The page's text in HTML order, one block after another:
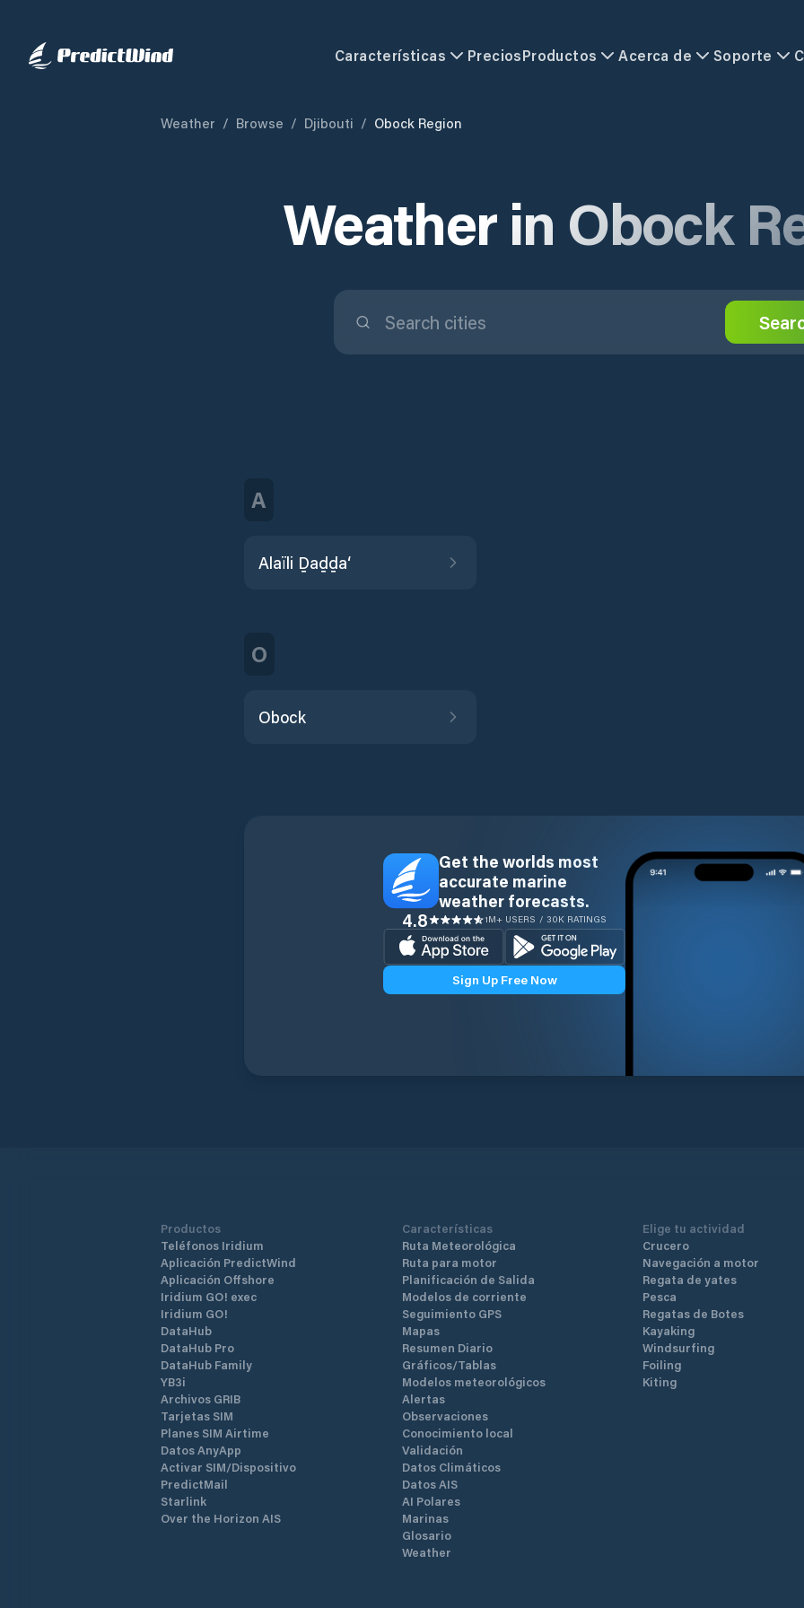
Características PreciosProductos Acerca de Soporte
Weather / Browse / Djibouti / Obock Region
Weather in Obock
A
Alaïli Ḏaḏḏa‘
O
Obock
Get the worlds most
accurate marine
weather forecasts.
4.8 1M+ USERS / 30K RATINGS
Sign Up Free Now
Productos
Teléfonos Iridium
Aplicación PredictWind
Aplicación Offshore
Iridium GO! exec
Iridium GO!
DataHub
DataHub Pro
DataHub Family
YB3i
Archivos GRIB
Tarjetas SIM
Planes SIM Airtime
Datos AnyApp
Activar SIM/Dispositivo
PredictMail
Starlink
Over the Horizon AIS
Características
Ruta Meteorológica
Ruta para motor
Planificación de Salida
Modelos de corriente
Seguimiento GPS
Mapas
Resumen Diario
Gráficos/Tablas
Modelos meteorológicos
Alertas
Observaciones
Conocimiento local
Validación
Datos Climáticos
Datos AIS
AI Polares
Marinas
Glosario
Weather
Elige tu actividad
Crucero
Navegación a motor
Regata de yates
Pesca
Regatas de Botes
Kayaking
Windsurfing
Foiling
Kiting